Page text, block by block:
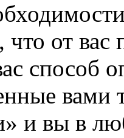
от вас
способ
вами
и вы в